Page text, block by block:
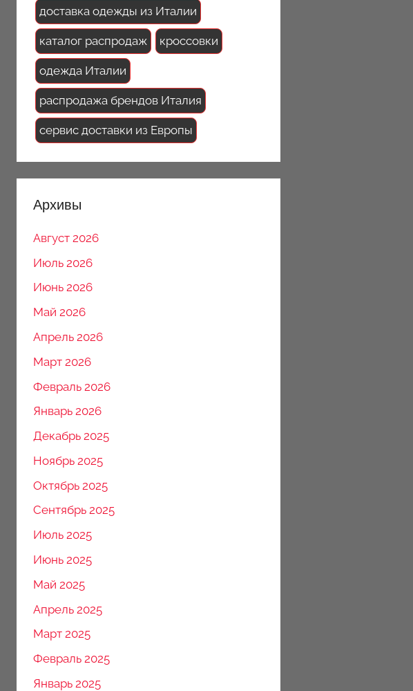
доставка одежды из Италии
каталог распродаж кроссовки
одежда Италии
распродажа брендов Италия
сервис доставки из Европы
Архивы
Август 2026
Июль 2026
Июнь 2026
Май 2026
Апрель 2026
Март 2026
Февраль 2026
Январь 2026
Декабрь 2025
Ноябрь 2025
Октябрь 2025
Сентябрь 2025
Июль 2025
Июнь 2025
Май 2025
Апрель 2025
Март 2025
Февраль 2025
Январь 2025